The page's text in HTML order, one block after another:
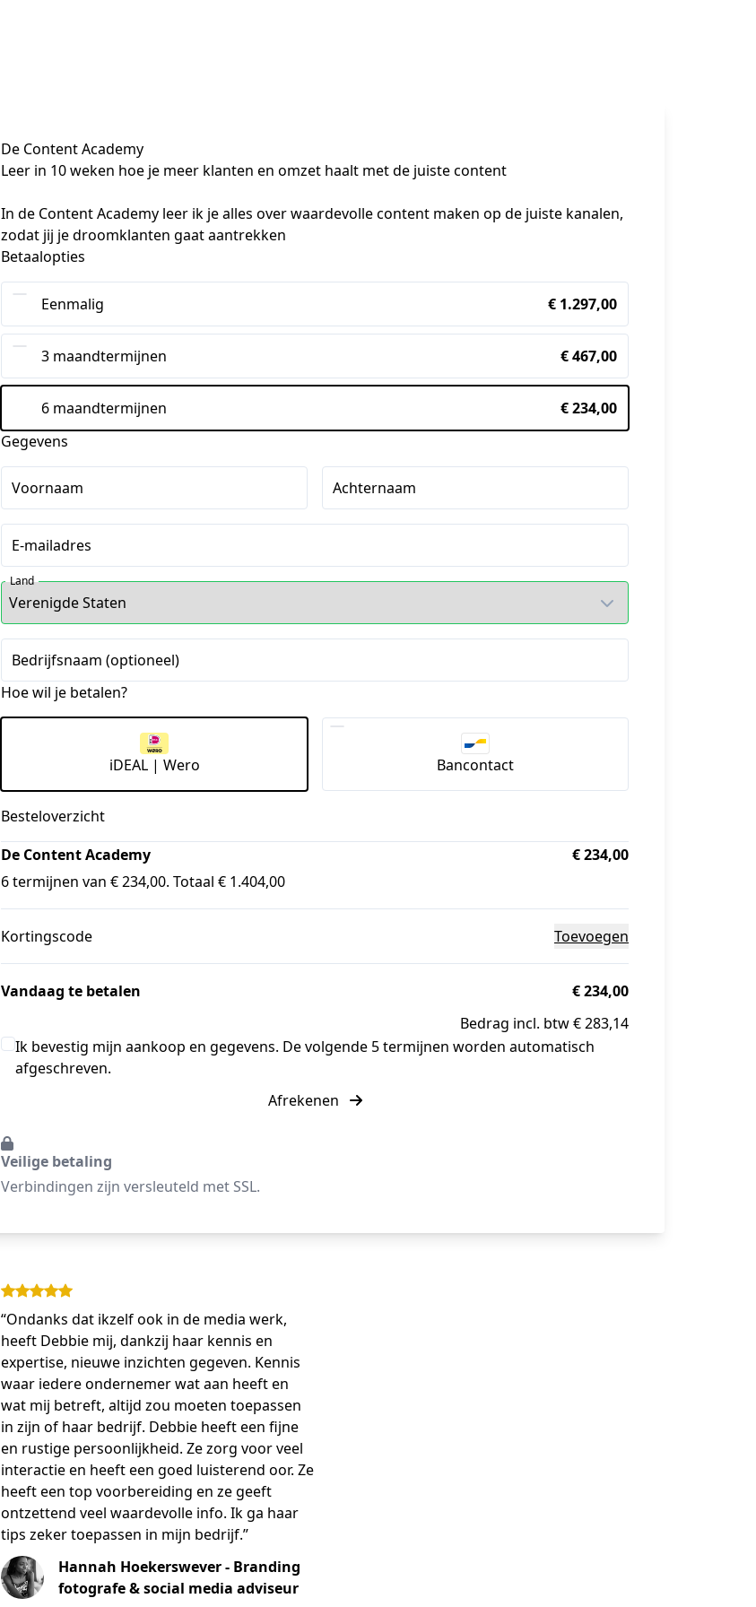
De Content Academy
Leer in 10 weken hoe je meer klanten en omzet haalt met de juiste content
In de Content Academy leer ik je alles over waardevolle content maken op de juiste kanalen,
zodat jij je droomklanten gaat aantrekken
Betaalopties
Eenmalig € 1.297,00
3 maandtermijnen € 467,00
6 maandtermijnen
€ 234,00
Gegevens
Voornaam Achternaam
E-mailadres
Land
Bedrijfsnaam (optioneel)
Hoe wil je betalen?
iDEAL | Wero Bancontact
Besteloverzicht
De Content Academy
6 termijnen van € 234,00. Totaal € 1.404,00
€ 234,00
Kortingscode Toevoegen
Vandaag te betalen
€ 234,00
Bedrag incl. btw € 283,14
Ik bevestig mijn aankoop en gegevens. De volgende 5 termijnen worden automatisch
afgeschreven.
Afrekenen
Veilige betaling
Verbindingen zijn versleuteld met SSL.
“Ondanks dat ikzelf ook in de media werk,
heeft Debbie mij, dankzij haar kennis en
expertise, nieuwe inzichten gegeven. Kennis
waar iedere ondernemer wat aan heeft en
wat mij betreft, altijd zou moeten toepassen
in zijn of haar bedrijf. Debbie heeft een fijne
en rustige persoonlijkheid. Ze zorg voor veel
interactie en heeft een goed luisterend oor. Ze
heeft een top voorbereiding en ze geeft
ontzettend veel waardevolle info. Ik ga haar
tips zeker toepassen in mijn bedrijf.”
Hannah Hoekerswever - Branding
fotografe & social media adviseur